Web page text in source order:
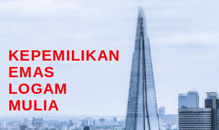
KEPEMILIKAN
EMAS
LOGAM
MULIA